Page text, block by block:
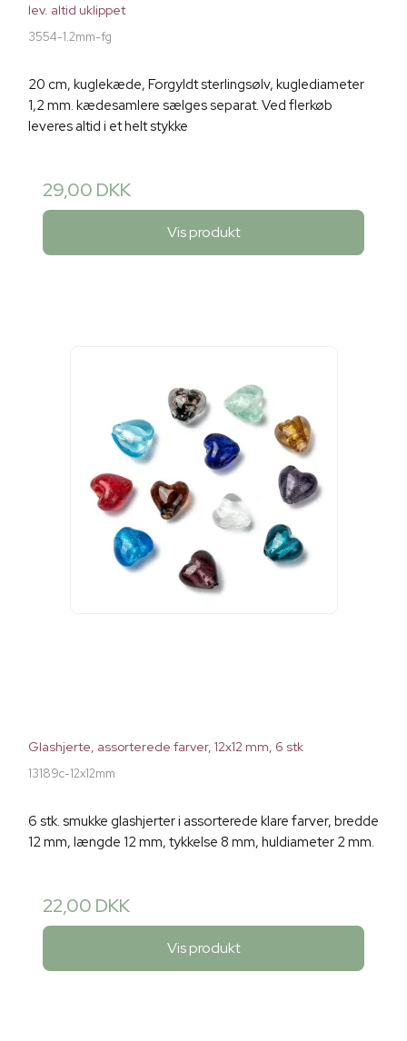
lev. altid uklippet
3554-1.2mm-fg
20 cm, kuglekæde, Forgyldt sterlingsølv, kuglediameter
1,2 mm. kædesamlere sælges separat. Ved flerkøb
leveres altid i et helt stykke
29,00 DKK
Vis produkt
Glashjerte, assorterede farver, 12x12 mm, 6 stk
13189c-12x12mm
6 stk. smukke glashjerter i assorterede klare farver, bredde
12 mm, længde 12 mm, tykkelse 8 mm, huldiameter 2 mm.
22,00 DKK
Vis produkt